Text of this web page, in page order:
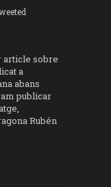
article sobre
a
abans
publicar
Rubén